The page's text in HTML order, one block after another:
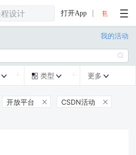
打开App
我的活动

  类型  更多 
开放平台  CSDN活动 